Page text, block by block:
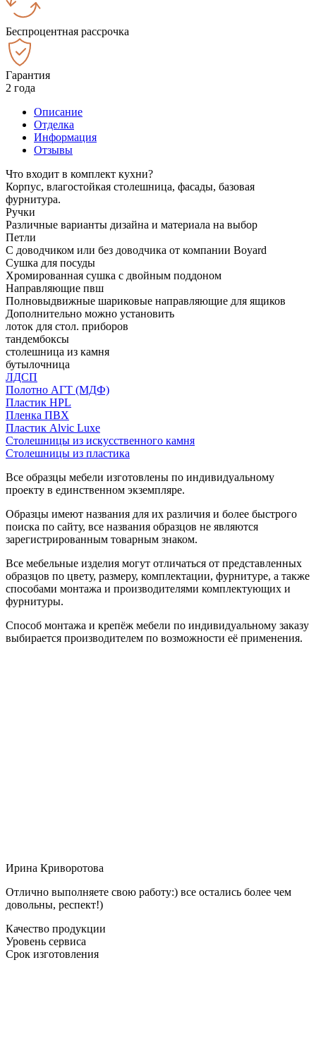
Беспроцентная рассрочка
Гарантия
2 года
Описание
Отделка
Информация
Отзывы
Что входит в комплект кухни?
Корпус, влагостойкая столешница, фасады, базовая
фурнитура.
Ручки
Различные варианты дизайна и материала на выбор
Петли
С доводчиком или без доводчика от компании Boyard
Сушка для посуды
Хромированная сушка с двойным поддоном
Направляющие пвш
Полновыдвижные шариковые направляющие для ящиков
Дополнительно можно установить
лоток для стол. приборов
тандембоксы
столешница из камня
бутылочница
ЛДСП
Полотно АГТ (МДФ)
Пластик HPL
Пленка ПВХ
Пластик Alvic Luxe
Столешницы из искусственного камня
Столешницы из пластика
Все образцы мебели изготовлены по индивидуальному
проекту в единственном экземпляре.
Образцы имеют названия для их различия и более быстрого
поиска по сайту, все названия образцов не являются
зарегистрированным товарным знаком.
Все мебельные изделия могут отличаться от представленных
образцов по цвету, размеру, комплектации, фурнитуре, а также
способами монтажа и производителями комплектующих и
фурнитуры.
Способ монтажа и крепёж мебели по индивидуальному заказу
выбирается производителем по возможности её применения.
Ирина Криворотова
Отлично выполняете свою работу:) все остались более чем
довольны, респект!)
Качество продукции
Уровень сервиса
Срок изготовления